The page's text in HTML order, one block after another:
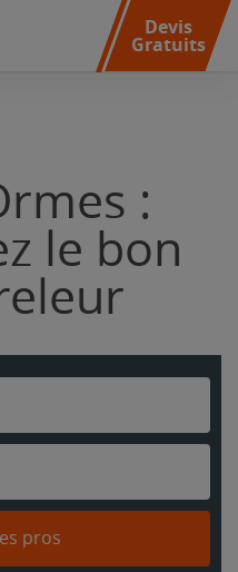
Devis
Gratuits
:
le bon
pros